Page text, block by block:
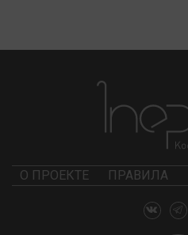
О ПРОЕКТЕ ПРАВИЛА